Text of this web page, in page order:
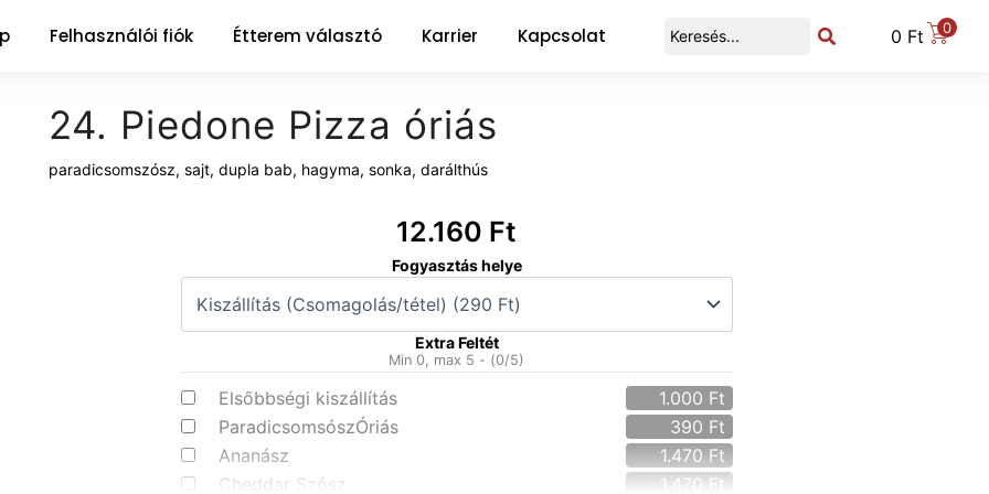
Felhasználói fiók Étterem választó Karrier Kapcsolat 0 Ft 0
24. Piedone Pizza óriás
paradicsomszósz, sajt, dupla bab, hagyma, sonka, darálthús
12.160 Ft
Fogyasztás helye
Extra Feltét
Min 0, max 5 - (0/5)
Elsőbbségi kiszállítás 1.000 Ft
ParadicsomsószÓriás
390 Ft
Ananász
1.470Ft
Cheddar Szósz
1.470Ft
Pizza
óriás
mennyiség